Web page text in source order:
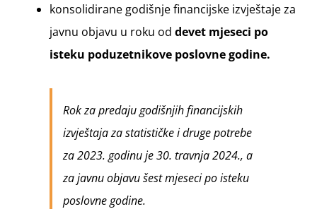
konsolidirane godišnje financijske izvještaje za
javnu objavu u roku od devet mjeseci po
isteku poduzetnikove poslovne godine.
Rok za predaju godišnjih financijskih
izvještaja za statističke i druge potrebe
za 2023. godinu je 30. travnja 2024., a
za javnu objavu šest mjeseci po isteku
poslovne godine.